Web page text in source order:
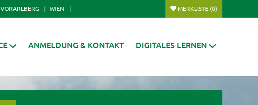
VORARLBERG WIEN MERKLISTE (0)
ANMELDUNG & KONTAKT DIGITALES LERNEN